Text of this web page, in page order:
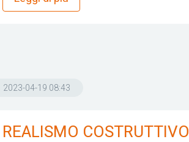
2023-04-19 08:43
REALISMO COSTRUTTIVO